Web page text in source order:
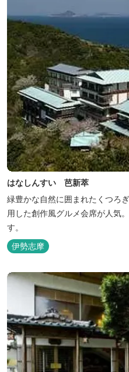
はなしんすい 芭新萃
緑豊かな自然に囲まれたくつろ
用した創作風グルメ会席が人気
す。
伊勢志摩